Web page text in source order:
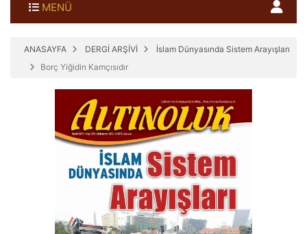
MENÜ
ANASAYFA DERGİ ARŞİVİ
İslam Dünyasında Sistem Arayışları
Borç Yiğidin Kamçısıdır